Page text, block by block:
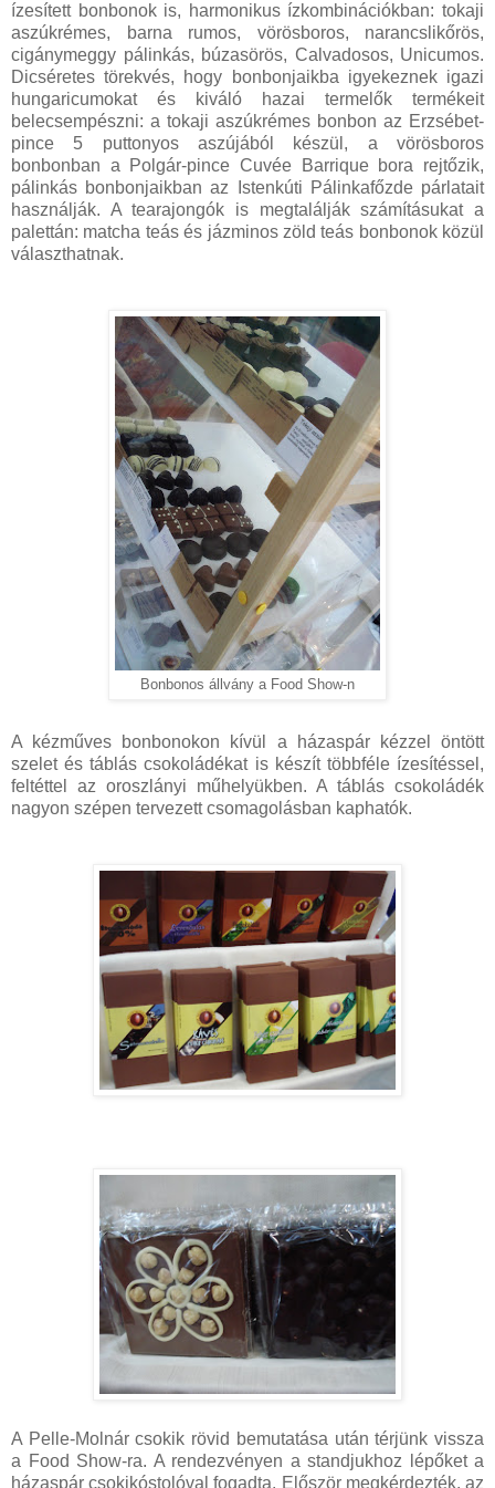
ízesített bonbonok is, harmonikus ízkombinációkban: tokaji
aszúkrémes, barna rumos, vörösboros, narancslikőrös,
cigánymeggy pálinkás, búzasörös, Calvadosos, Unicumos.
Dicséretes törekvés, hogy bonbonjaikba igyekeznek igazi
hungaricumokat és kiváló hazai termelők termékeit
belecsempészni: a tokaji aszúkrémes bonbon az Erzsébet-
pince 5 puttonyos aszújából készül, a vörösboros
bonbonban a Polgár-pince Cuvée Barrique bora rejtőzik,
pálinkás bonbonjaikban az Istenkúti Pálinkafőzde párlatait
használják. A tearajongók is megtalálják számításukat a
palettán: matcha teás és jázminos zöld teás bonbonok közül
választhatnak.
Bonbonos állvány a Food Show-n
A kézműves bonbonokon kívül a házaspár kézzel öntött
szelet és táblás csokoládékat is készít többféle ízesítéssel,
feltéttel az oroszlányi műhelyükben. A táblás csokoládék
nagyon szépen tervezett csomagolásban kaphatók.
A Pelle-Molnár csokik rövid bemutatása után térjünk vissza
a Food Show-ra. A rendezvényen a standjukhoz lépőket a
házaspár csokikóstolóval fogadta. Először megkérdezték, az